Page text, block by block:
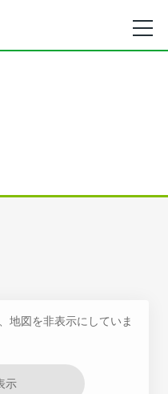
地図を非表示にしていま
示